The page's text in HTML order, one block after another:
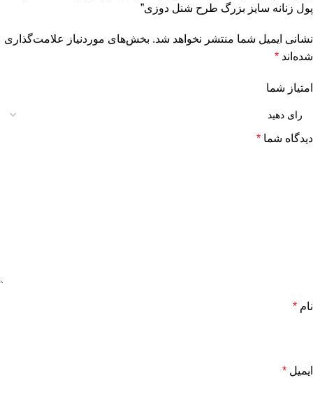
پول زنانه سایز بزرگ طرح شنل دوزی”
نشانی ایمیل شما منتشر نخواهد شد. بخش‌های موردنیاز علامت‌گذاری
شده‌اند *
امتیاز شما
دیدگاه شما *
نام *
ایمیل *